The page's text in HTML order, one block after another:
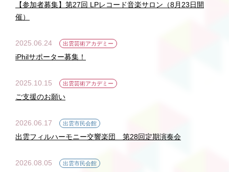
【参加者募集】第27回 LPレコード音楽サロン（8月23日開
催）
2025.06.24 出雲芸術アカデミー
iPhilサポーター募集！
2025.10.15 出雲芸術アカデミー
ご支援のお願い
2026.06.17 出雲市民会館
出雲フィルハーモニー交響楽団 第28回定期演奏会
2026.08.05 出雲市民会館